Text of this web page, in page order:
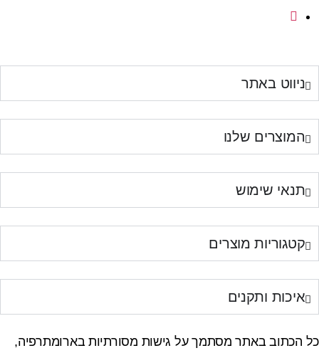
ניווט באתר
המוצרים שלנו
תנאי שימוש
קטגוריות מוצרים
איכות ותקנים
כל הכתוב באתר מסתמך על גישות מסורתיות בארומתרפיה,